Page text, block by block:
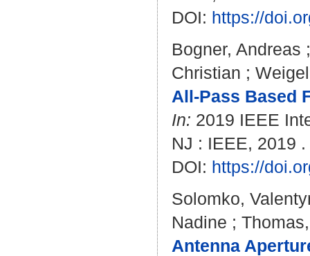
DOI: https://
Bogner, Andreas
Christian ;
All-Pass Based
In: 2019 IEEE
NJ : IEEE, 2019
DOI: https://
Solomko,
Nadine ;
Antenna